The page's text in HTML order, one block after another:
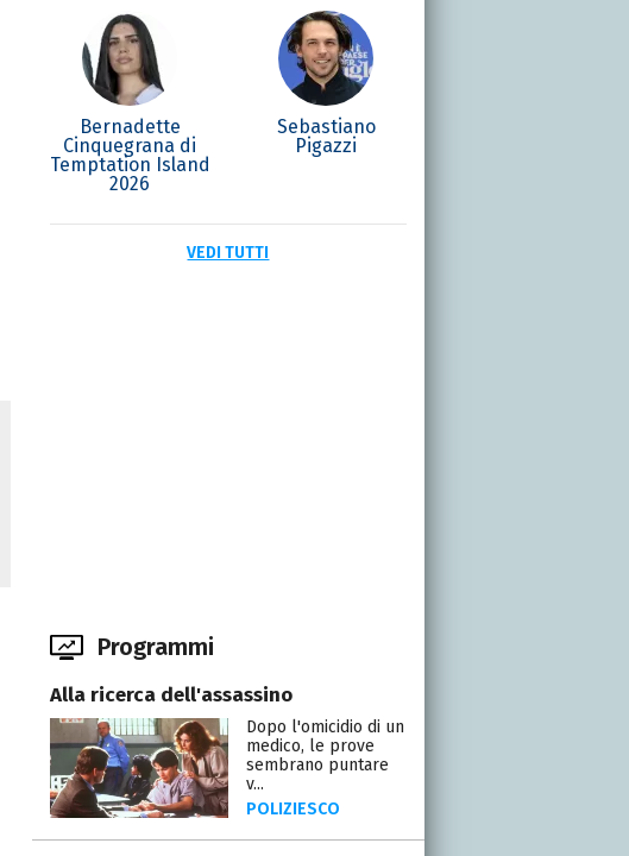
Bernadette
Cinquegrana di
Temptation Island
2026
Sebastiano
Pigazzi
VEDI TUTTI
Programmi
Alla ricerca dell'assassino
Dopo l'omicidio di un
medico, le prove
sembrano puntare
v...
POLIZIESCO